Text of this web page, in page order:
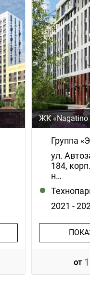
ЖК «Nagatino
Группа
ул.
184,
н…
2021 -
от